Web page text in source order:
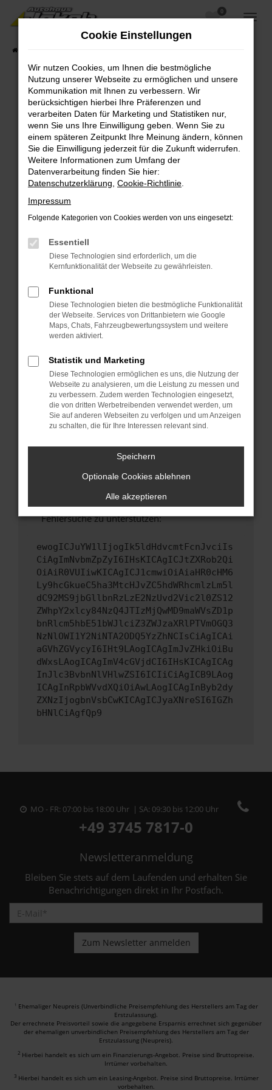
Zum
Hauptinhalt
0
Fehler: Network Error
Beim Laden ist ein Fehler aufgetreten.
Hier sind ein paar Tipps, die dir helfen können:
Überprüfe deine Firewall und deine
Internetverbindung.
Laden andere Webseiten, zum Beispiel deine
Suchmaschine?
Prüfe deine Browsererweiterungen.
Manche Erweiterungen, wie Werbeblocker,
können das Laden bestimmter Seiten
verhindern. Funktioniert die Seite in einem
Fenster?
Starte dein Gerät neu.
Das kann manchmal helfen, vorübergehende
Probleme zu beheben.
Betriebssystem auf dem neuesten Stand
sind.
Veraltete Software birgt nicht nur ein
Sicherheitsrisiko, sondern kann auch dazu
führen, dass bestimmte Funktionen nicht mehr
unterstützt werden.
Wende dich an den Webseitenbetreiber.
Wenn du alle oben genannten Schritte versucht
hast, kontaktiere uns bitte. Wir werden
versuchen, das Problem zu beheben. Du kannst
uns diesen Text schicken, um uns bei der
Fehlersuche zu unterstützen:
ewogICJuYW1lIjogIk5ldHdvcmtFcnJvciIs
CiAgImNvbmZpZyI6IHsKICAgICJtZXRob2Qi
OiAiR0VUIiwKICAgICJ1cmwiOiAiaHR0cHM6
Ly9hcGkueC5ha3MtcHJvZC5hdWRhcmlzLm5l
dC92MS9jbGllbnRzLzE2NzUvd2Vic2l0ZS12
ZWhpY2xlcy84NzQ4JTIzMjQwMD9maWVsZD1p
bnRlcm5hbE51bWJlciZ3ZWJzaXRlPTVmOGQ3
NzNlOWI1Y2NiNTA2ODQ5YzZhNCIsCiAgICAi
aGVhZGVycyI6IHt9LAogICAgImJvZHkiOiBu
dWxsLAogICAgImV4cGVjdCI6IHsKICAgICAg
InJlc3BvbnNlVHlwZSI6ICIiCiAgICB9LAog
ICAgInRpbWVvdXQiOiAwLAogICAgInByb2dy
ZXNzIjogbnVsbCwKICAgICJyaXNreSI6IGZh
bHNlCiAgfQp9
MO - FR: 07:00 bis 18:00 Uhr | SA: 09:30 bis 12:00 Uhr
+49 3745 7817-0
Newsletteranmeldung
Bleiben Sie stets auf dem Laufenden und erhalten Sie
Benachrichtigungen direkt in Ihr Postfach.
1 Ehemaliger Neupreis (Unverbindliche Preisempfehlung des Herstellers am Tag der
Erstzulassung).
Der errechnete Preisvorteil sowie die angegebene Ersparnis errechnet sich gegenüber
der ehemaligen unverbindlichen Preisempfehlung des Herstellers am Tag der
Erstzulassung (Neupreis).
2 Hierbei handelt es sich um ein Finanzierungs-Angebot. Preise sind Bruttopreise.
Irrtümer vorbehalten.
3 Hierbei handelt es sich um ein Leasing-Angebot. Preise sind Bruttopreise. Irrtümer
vorbehalten.
Cookie Einstellungen
Wir nutzen Cookies, um Ihnen die bestmögliche
Nutzung unserer Webseite zu ermöglichen und unsere
Kommunikation mit Ihnen zu verbessern. Wir
berücksichtigen hierbei Ihre Präferenzen und
verarbeiten Daten für Marketing und Statistiken nur,
wenn Sie uns Ihre Einwilligung geben. Wenn Sie zu
einem späteren Zeitpunkt Ihre Meinung ändern, können
Sie die Einwilligung jederzeit für die Zukunft widerrufen.
Weitere Informationen zum Umfang der
Datenverarbeitung finden Sie hier:
Datenschutzerklärung Cookie-Richtlinie
Impressum
Folgende Kategorien von Cookies werden von uns eingesetzt:
Essentiell
Diese Technologien sind erforderlich, um die
Kernfunktionalität der Webseite zu gewährleisten.
Funktional
Diese Technologien bieten die bestmögliche Funktionalität
der Webseite. Services von Drittanbietern wie Google
Maps, Chats, Fahrzeugbewertungssystem und weitere
werden aktiviert.
Statistik und Marketing
Diese Technologien ermöglichen es uns, die Nutzung der
Webseite zu analysieren, um die Leistung zu messen und
zu verbessern. Zudem werden Technologien eingesetzt,
die von dritten Werbetreibenden verwendet werden, um
Sie auf anderen Webseiten zu verfolgen und um Anzeigen
zu schalten, die für Ihre Interessen relevant sind.
Speichern
Optionale Cookies ablehnen
Alle akzeptieren